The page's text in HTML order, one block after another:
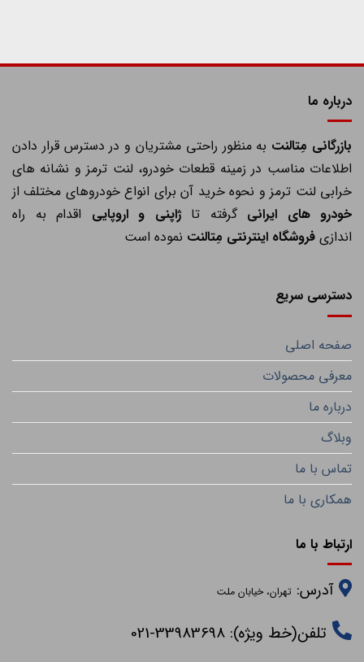
درباره ما
بازرگانی مِتالنتبه منظور راحتی مشتریان و در دسترس قرار دادن
اطلاعات مناسب در زمینه قطعات خودرو، لنت ترمز و نشانه های
خرابی لنت ترمز و نحوه خرید آن برای انواع خودروهای مختلف از
خودرو های ایرانیگرفته تاژاپنی و اروپاییاقدام به راه
اندازیفروشگاه اینترنتی مِتالنتنموده است
دسترسی سریع
صفحه اصلی
معرفی محصولات
درباره ما
وبلاگ
تماس با ما
همکاری با ما
ارتباط با ما
آدرس:تهران، خیابان ملت
تلفن(خط ویژه): 33983698-021